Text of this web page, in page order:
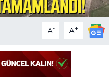
A- A+